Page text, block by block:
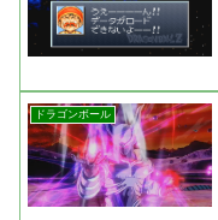
ドラゴンボール